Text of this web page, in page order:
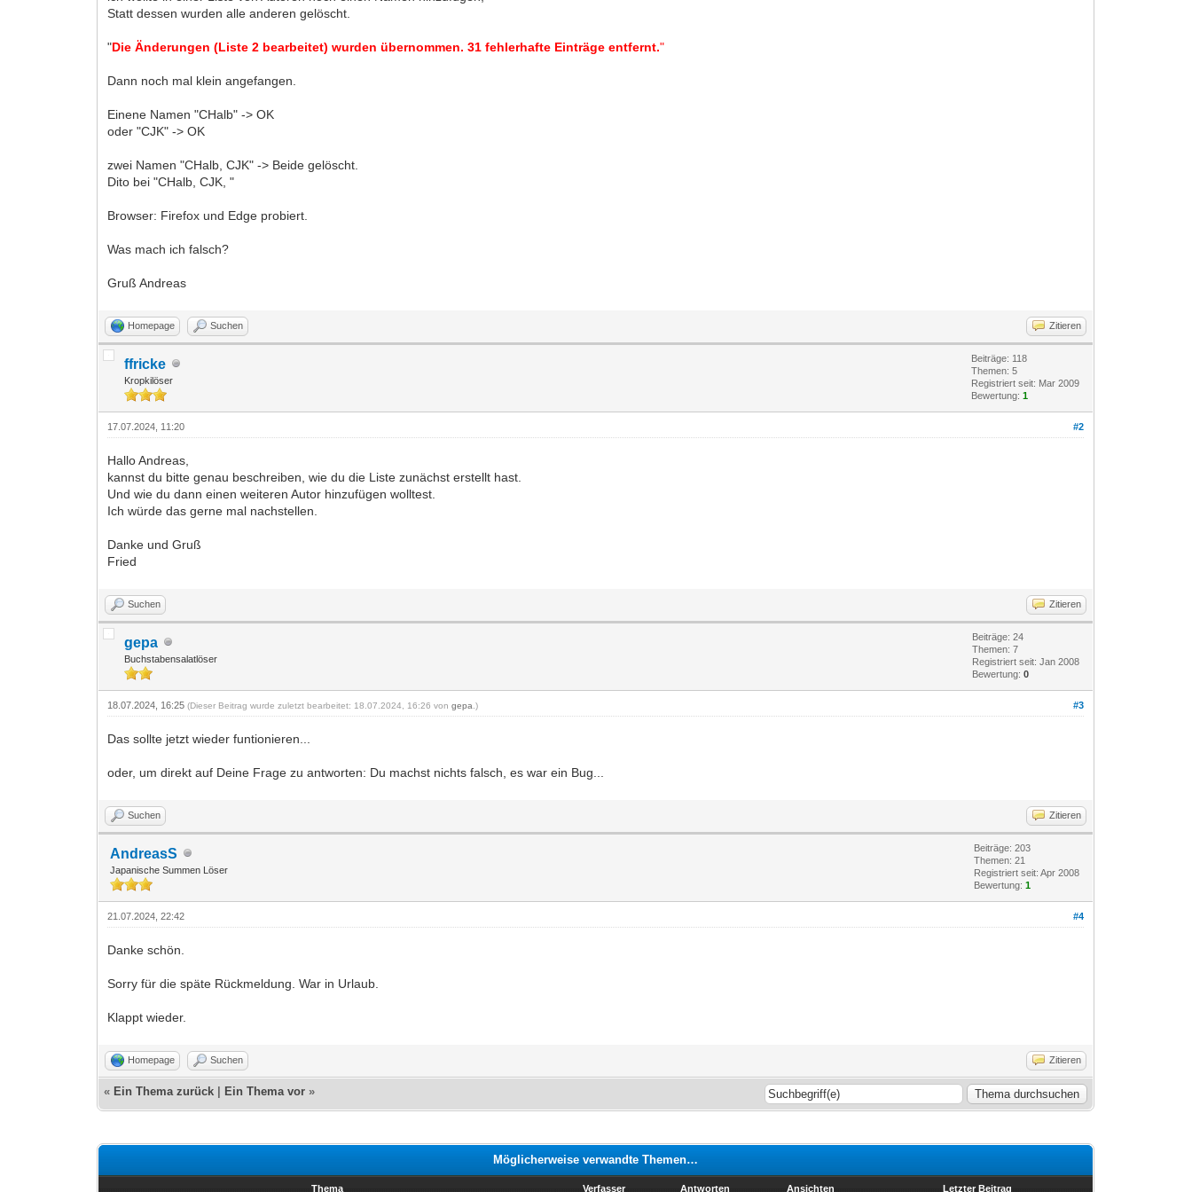
Statt dessen wurden alle anderen gelöscht.
"Die Änderungen (Liste 2 bearbeitet) wurden übernommen. 31 fehlerhafte Einträge entfernt."
Dann noch mal klein angefangen.
Einene Namen "CHalb" -> OK
oder "CJK" -> OK
zwei Namen "CHalb, CJK" -> Beide gelöscht.
Dito bei "CHalb, CJK, "
Browser: Firefox und Edge probiert.
Was mach ich falsch?
Gruß Andreas
Homepage Suchen Zitieren
ffricke
Kropkilöser
Beiträge: 118
Themen: 5
Registriert seit: Mar 2009
Bewertung:1
#2
17.07.2024, 11:20
Hallo Andreas,
kannst du bitte genau beschreiben, wie du die Liste zunächst erstellt hast.
Und wie du dann einen weiteren Autor hinzufügen wolltest.
Ich würde das gerne mal nachstellen.
Danke und Gruß
Fried
Suchen Zitieren
gepa
Buchstabensalatlöser
Beiträge: 24
Themen: 7
Registriert seit: Jan 2008
Bewertung:0
#3
18.07.2024, 16:25(Dieser Beitrag wurde zuletzt bearbeitet: 18.07.2024, 16:26 vongepa .)
Das sollte jetzt wieder funtionieren...
oder, um direkt auf Deine Frage zu antworten: Du machst nichts falsch, es war ein Bug...
Suchen Zitieren
AndreasS
Japanische Summen Löser
Beiträge: 203
Themen: 21
Registriert seit: Apr 2008
Bewertung:1
#4
21.07.2024, 22:42
Danke schön.
Sorry für die späte Rückmeldung. War in Urlaub.
Klappt wieder.
Homepage Suchen Zitieren
« Ein Thema zurück Ein Thema vor »
Möglicherweise verwandte Themen…
Thema Verfasser Antworten Ansichten Letzter Beitrag